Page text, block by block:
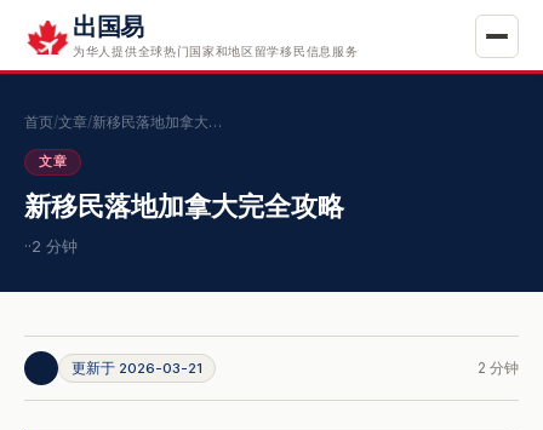
出国易
为华人提供全球热门国家和地区留学移民信息服务
首页/文章/新移民落地加拿大…
文章
新移民落地加拿大完全攻略
··2 分钟
更新于 2026-03-21 2 分钟